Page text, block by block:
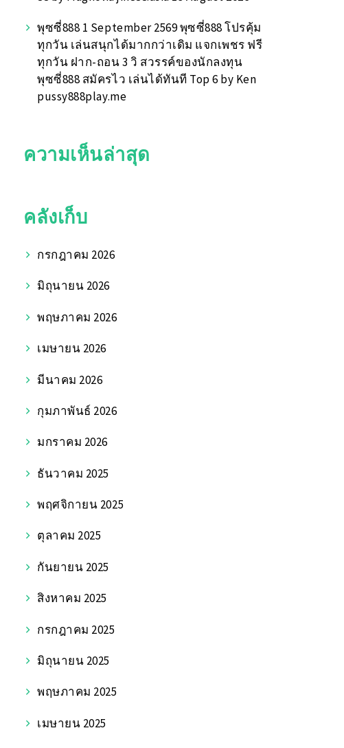
พุซซี่888 1 September 2569 พุซซี่888 โปรคุ้ม
ทุกวัน เล่นสนุกได้มากกว่าเดิม แจกเพชร ฟรี
ทุกวัน ฝาก-ถอน 3 วิ สวรรค์ของนักลงทุน
พุซซี่888 สมัครไว เล่นได้ทันที Top 6 by Ken
pussy888play.me
ความเห็นล่าสุด
คลังเก็บ
กรกฎาคม 2026
มิถุนายน 2026
พฤษภาคม 2026
เมษายน 2026
มีนาคม 2026
กุมภาพันธ์ 2026
มกราคม 2026
ธันวาคม 2025
พฤศจิกายน 2025
ตุลาคม 2025
กันยายน 2025
สิงหาคม 2025
กรกฎาคม 2025
มิถุนายน 2025
พฤษภาคม 2025
เมษายน 2025